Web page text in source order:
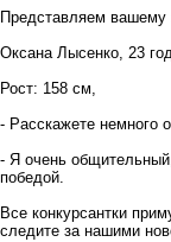
Представляем вашему
Оксана Лысенко, 23
Рост: 158 см,
- Расскажете немного
- Я очень
победой.
Все конкурсантки
следите за нашими